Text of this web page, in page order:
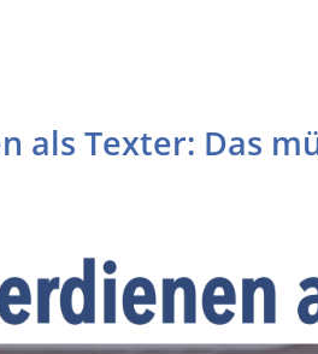
als Texter: Das
Ihr